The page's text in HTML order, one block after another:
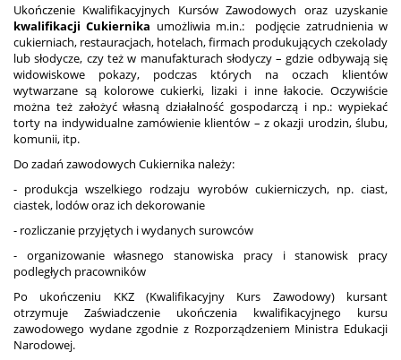
Ukończenie Kwalifikacyjnych Kursów Zawodowych oraz uzyskanie
kwalifikacji Cukiernika umożliwia m.in.: podjęcie zatrudnienia w
cukierniach, restauracjach, hotelach, firmach produkujących czekolady
lub słodycze, czy też w manufakturach słodyczy – gdzie odbywają się
widowiskowe pokazy, podczas których na oczach klientów
wytwarzane są kolorowe cukierki, lizaki i inne łakocie. Oczywiście
można też założyć własną działalność gospodarczą i np.: wypiekać
torty na indywidualne zamówienie klientów – z okazji urodzin, ślubu,
komunii, itp.
Do zadań zawodowych Cukiernika należy:
- produkcja wszelkiego rodzaju wyrobów cukierniczych, np. ciast,
ciastek, lodów oraz ich dekorowanie
- rozliczanie przyjętych i wydanych surowców
- organizowanie własnego stanowiska pracy i stanowisk pracy
podległych pracowników
Po ukończeniu KKZ (Kwalifikacyjny Kurs Zawodowy) kursant
otrzymuje Zaświadczenie ukończenia kwalifikacyjnego kursu
zawodowego wydane zgodnie z Rozporządzeniem Ministra Edukacji
Narodowej.